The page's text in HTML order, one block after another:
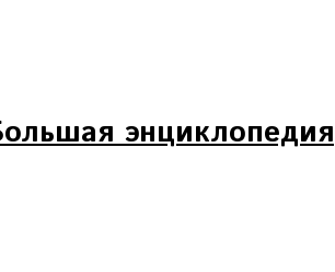
энциклопедия